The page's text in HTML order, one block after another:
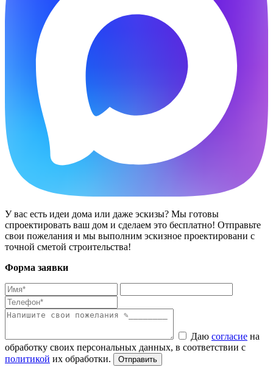
У вас есть идеи дома или даже эскизы? Мы готовы
спроектировать ваш дом и сделаем это бесплатно! Отправьте
свои пожелания и мы выполним эскизное проектировани с
точной сметой строительства!
Форма заявки
Даю согласие на
обработку своих персональных данных, в соответствии с
политикой их обработки.